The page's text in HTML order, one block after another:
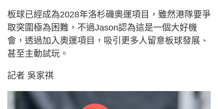
板球已經成為2028年洛杉磯奧運項目，雖然港隊要爭
取突圍極為困難，不過Jason認為這是一個大好機
會，透過加入奧運項目，吸引更多人留意板球發展、
甚至主動試玩。
記者 吳家祺